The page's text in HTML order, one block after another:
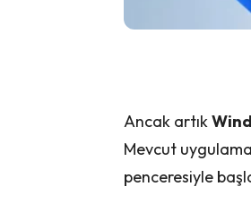
Ancak artık
Mevcut
penceresiyle